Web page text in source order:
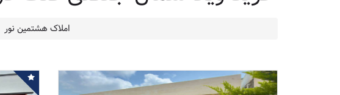
املاک هشتمین نور